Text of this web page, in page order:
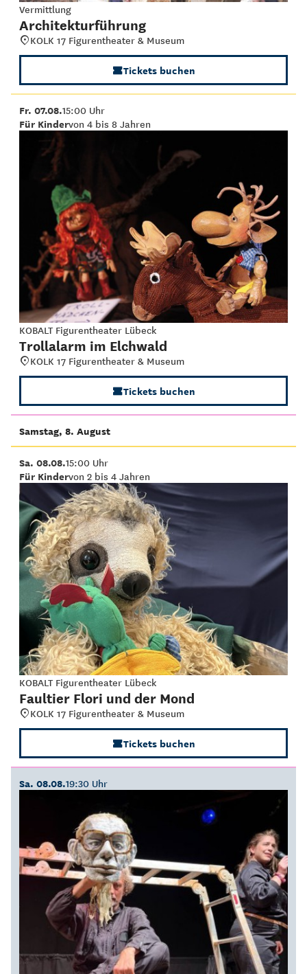
Vermittlung
Architekturführung
KOLK 17 Figurentheater & Museum
Tickets buchen
Fr. 07.08.15:00 Uhr
Für Kindervon 4 bis 8 Jahren
KOBALT Figurentheater Lübeck
Trollalarm im Elchwald
KOLK 17 Figurentheater & Museum
Tickets buchen
Samstag, 8. August
Sa. 08.08.15:00 Uhr
Für Kindervon 2 bis 4 Jahren
KOBALT Figurentheater Lübeck
Faultier Flori und der Mond
KOLK 17 Figurentheater & Museum
Tickets buchen
Sa. 08.08.19:30 Uhr